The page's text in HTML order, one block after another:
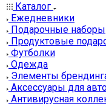
Каталог
Ежедневники
Подарочные наборы
Продуктовые
Футболки
Одежда
Элементы
Аксессуары для
Антивирусная